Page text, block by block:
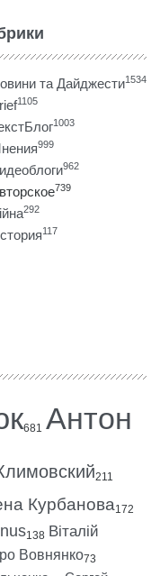
та Дайджести1534
1105
1003
999
962
739
292
117
681 Антон
211
Курбанова172
138 Віталій
Вовнянко73